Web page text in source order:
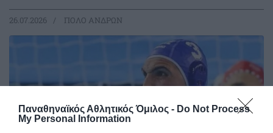
Παναθηναϊκός Αθλητικός Όμιλος - Do Not Process
My Personal Information
26.07.2026 ΠΟΛΟ ΑΝΔΡΩΝ